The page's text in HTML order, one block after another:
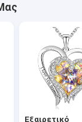
δαχτυλίδια
σκουλαρίκια
Εξαιρετικό